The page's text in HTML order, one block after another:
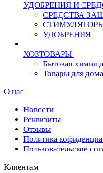
УДОБРЕНИЯ И
СРЕДСТВА
УДОБРЕНИЯ
ХОЗТОВАРЫ
Бытовая химия
Товары для дома
О нас
Новости
Реквизиты
Отзывы
Политика
Пользовательское
Клиентам